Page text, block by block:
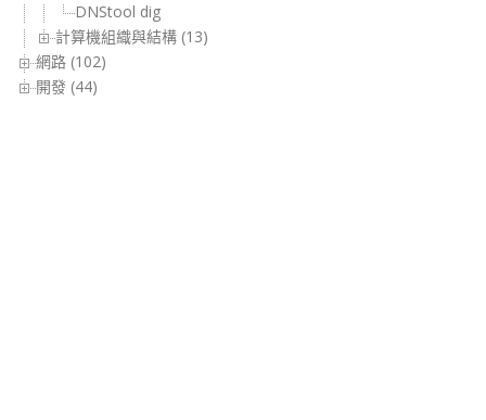
DNStool dig
計算機組織與結構 (13)
網路 (102)
開發 (44)